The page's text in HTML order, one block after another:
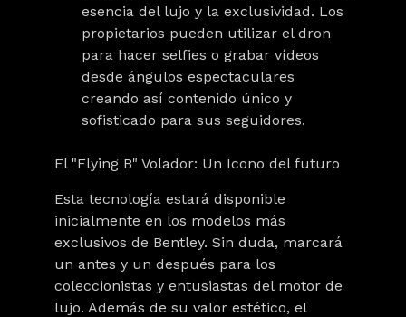
esencia del lujo y la exclusividad. Los
propietarios pueden utilizar el dron
para hacer selfies o grabar vídeos
desde ángulos espectaculares
creando así contenido único y
sofisticado para sus seguidores.
El "Flying B" Volador: Un Icono del futuro
Esta tecnología estará disponible
inicialmente en los modelos más
exclusivos de Bentley. Sin duda, marcará
un antes y un después para los
coleccionistas y entusiastas del motor de
lujo. Además de su valor estético, el